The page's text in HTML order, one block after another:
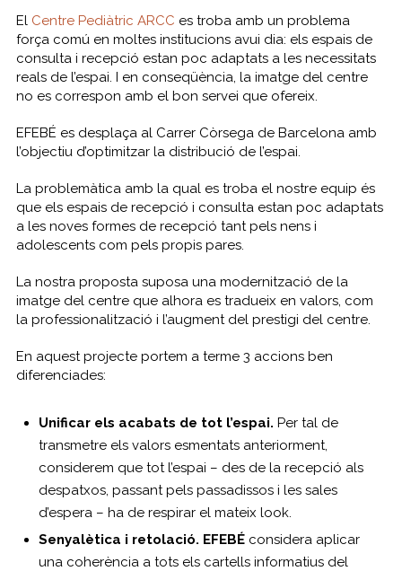
El Centre Pediàtric ARCC es troba amb un problema
força comú en moltes institucions avui dia: els espais de
consulta i recepció estan poc adaptats a les necessitats
reals de l’espai. I en conseqüència, la imatge del centre
no es correspon amb el bon servei que ofereix.
EFEBÉ es desplaça al Carrer Còrsega de Barcelona amb
l’objectiu d’optimitzar la distribució de l’espai.
La problemàtica amb la qual es troba el nostre equip és
que els espais de recepció i consulta estan poc adaptats
a les noves formes de recepció tant pels nens i
adolescents com pels propis pares.
La nostra proposta suposa una modernització de la
imatge del centre que alhora es tradueix en valors, com
la professionalització i l’augment del prestigi del centre.
En aquest projecte portem a terme 3 accions ben
diferenciades:
Unificar els acabats de tot l’espai. Per tal de
transmetre els valors esmentats anteriorment,
considerem que tot l’espai – des de la recepció als
despatxos, passant pels passadissos i les sales
d’espera – ha de respirar el mateix look.
Senyalètica i retolació. EFEBÉconsidera aplicar
una coherència a tots els cartells informatius del